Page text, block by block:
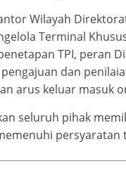
Wilayah
Terminal
TPI, peran
dan
arus keluar masuk
seluruh pihak